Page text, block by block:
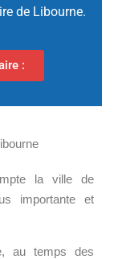
de Libourne.
:
la ville de
importante et
, au temps des